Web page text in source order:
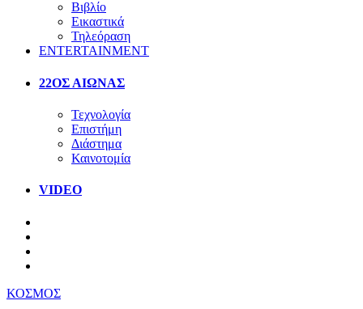
Βιβλίο
Εικαστικά
Τηλεόραση
ENTERTAINMENT
22ΟΣ ΑΙΩΝΑΣ
Τεχνολογία
Επιστήμη
Διάστημα
Καινοτομία
VIDEO
ΚΟΣΜΟΣ